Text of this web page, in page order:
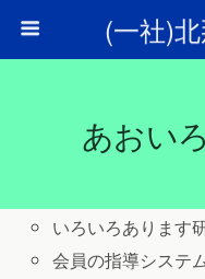
(一社)
あおい
いろいろあります
会員の指導システ